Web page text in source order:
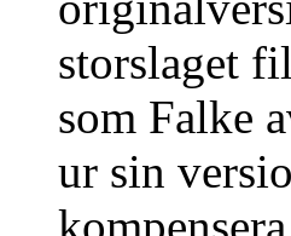
storslaget
som Falke
ur sin